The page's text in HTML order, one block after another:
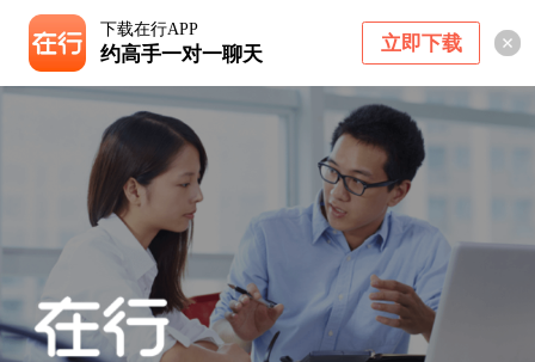
下载在行APP
约高手一对一聊天 立即下载